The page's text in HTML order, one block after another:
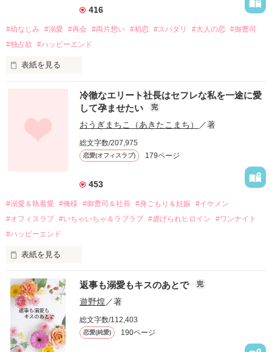
416
#幼なじみ #溺愛 #再会 #両片想い #初恋 #スパダリ #大人の恋 #御曹司
#独占欲
#ハッピーエンド
表紙を見る
幼なじみの哲平に淡い恋心を抱いていた美桜。
しかし、ある出来事をきっかけに二人の関係は壊れてしまう。
関係修復もできないまま、美桜は両親の離婚によって
引っ越すことになり、哲平とも離れ離れになった。
それから約十二年後。
過去の傷から、二度と会いたくないと思っていた哲平に
運命のような再会を果たす。
酔った勢いで一夜を共にしてしまった。
さらに、美桜が初めてだと知った哲平は
『責任をとる、結婚しよう』と真っ直ぐに告げてきた。
戸惑う美桜とは裏腹に、好きという気持ちを隠すことなく
甘やかしてくる。
そんなある日、哲平は美桜がストーカー被害に
遭っていることを知る。
美桜を守るため、哲平は同居を提案してきて――。
冷徹なエリート社長はセフレな私を一途に愛
して孕ませたい
完
おうぎまちこ（あきたこまち） ／著
総文字数/207,975
恋愛(オフィスラブ) 179ページ
453
#溺愛＆執着愛 #俺様 #御曹司＆社長 #身ごもり＆妊娠 #イケメン
#オフィスラブ #いちゃいちゃ＆ラブラブ #虐げられヒロイン
#ワンナイト
#ハッピーエンド
表紙を見る
おかしな噂を流されて前の職場でうまくいかなかった梅田美
桜は、海外で傷心旅行をしていたところ、日本人美青年と出会
い、酒の勢いもあり一夜限りの関係となる。
帰国後、美桜は新しい職場でワンナイトした美青年と再会。
なんと彼の正体は、とある財閥御曹司にも関わらず、一族を離
れて起業した新進気鋭の実業家、社内でも冷徹だと評判な社長
――御影恭司その人だったのだ――！
返事も溺愛もキスのあとで 完
遊野煌 ／著
総文字数/112,403
恋愛(純愛) 190ページ